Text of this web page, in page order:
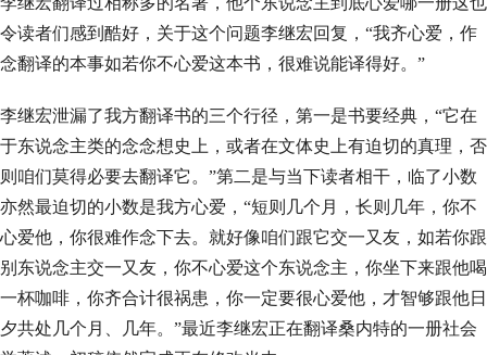
令读者们感到酷好，关于这个问题李继宏回复，“我齐心爱，作
念翻译的本事如若你不心爱这本书，很难说能译得好。”
李继宏泄漏了我方翻译书的三个行径，第一是书要经典，“它在
于东说念主类的念念想史上，或者在文体史上有迫切的真理，否
则咱们莫得必要去翻译它。”第二是与当下读者相干，临了小数
亦然最迫切的小数是我方心爱，“短则几个月，长则几年，你不
心爱他，你很难作念下去。就好像咱们跟它交一又友，如若你跟
别东说念主交一又友，你不心爱这个东说念主，你坐下来跟他喝
一杯咖啡，你齐合计很祸患，你一定要很心爱他，才智够跟他日
夕共处几个月、几年。”最近李继宏正在翻译桑内特的一册社会